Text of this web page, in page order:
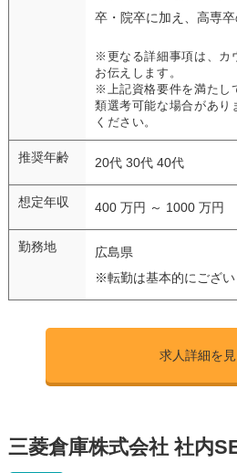
卒・院卒に加え、高専
※更なる詳細事項は、カ
お伝えします。
※上記資格要件を満たし
類選考可能な場合があり
ください。
推奨年齢 20代 30代 40代
想定年収 400 万円 ～ 1000 万円
勤務地
広島県
※転勤は基本的にござい
求人詳細を見
三菱倉庫株式会社 社内